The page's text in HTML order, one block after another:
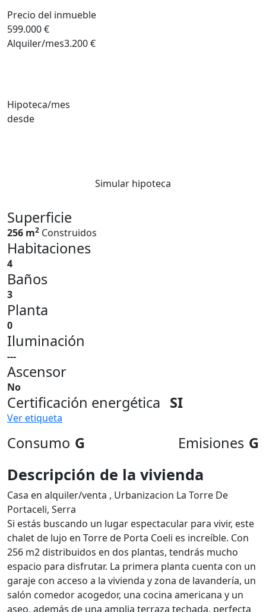
Precio del inmueble
599.000 €
Alquiler/mes3.200 €
Hipoteca/mes
desde
Simular hipoteca
Superficie
256 m2 Construidos
Habitaciones
4
Baños
3
Planta
0
Iluminación
---
Ascensor
No
Certificación energética SI
Ver etiqueta
Consumo G Emisiones G
Descripción de la vivienda
Casa en alquiler/venta , Urbanizacion La Torre De
Portaceli, Serra
Si estás buscando un lugar espectacular para vivir, este
chalet de lujo en Torre de Porta Coeli es increíble. Con
256 m2 distribuidos en dos plantas, tendrás mucho
espacio para disfrutar. La primera planta cuenta con un
garaje con acceso a la vivienda y zona de lavandería, un
salón comedor acogedor, una cocina americana y un
aseo, además de una amplia terraza techada, perfecta